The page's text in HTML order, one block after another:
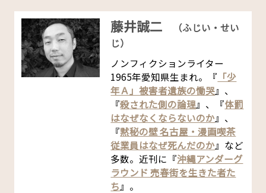
藤井誠二
（ふじい・せい
じ）
ノンフィクションライター
1965年愛知県生まれ。『 「少
年Ａ」被害者遺族の慟哭』、
『殺された側の論理』、『体罰
はなぜなくならないのか』、
『黙秘の壁 名古屋・漫画喫茶
従業員はなぜ死んだのか』など
多数。近刊に『沖縄アンダーグ
ラウンド 売春街を生きた者た
ち 』。